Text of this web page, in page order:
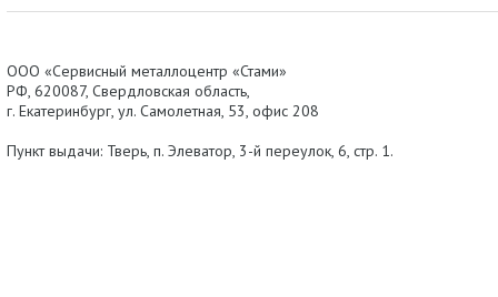
ООО «Сервисный металлоцентр «Стами»
РФ, 620087, Свердловская область,
г. Екатеринбург, ул. Самолетная, 53, офис 208
Пункт выдачи: Тверь, п. Элеватор, 3-й переулок, 6, стр. 1.